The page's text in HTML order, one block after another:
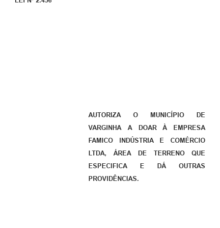
AUTORIZA O MUNICÍPIO DE
VARGINHA A DOAR À EMPRESA
FAMICO INDÚSTRIA E COMÉRCIO
LTDA, ÁREA DE TERRENO QUE
ESPECIFICA E DÁ OUTRAS
PROVIDÊNCIAS.